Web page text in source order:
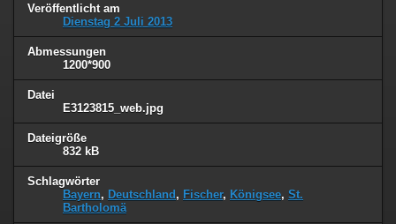
Veröffentlicht am
Dienstag 2 Juli 2013
Abmessungen
1200*900
Datei
E3123815_web.jpg
Dateigröße
832 kB
Schlagwörter
Bayern, Deutschland , Fischer, Königsee, St.
Bartholomä